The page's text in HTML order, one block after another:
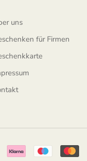
uns
für Firmen